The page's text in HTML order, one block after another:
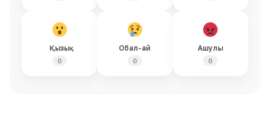
Қызық
0
Обал-ай
0
Ашулы
0